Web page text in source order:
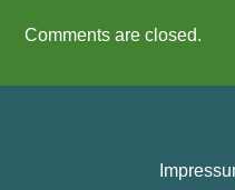
Comments are closed.